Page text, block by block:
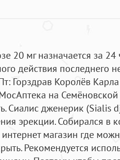
20 мг назначается за
действия последнего
Горздрав Королёв
на
Сиалис дженерик (Sialis
эрекции. Собирался в
магазин где
Рекомендуется